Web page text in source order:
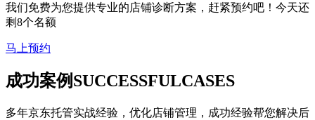
我们免费为您提供专业的店铺诊断方案，赶紧预约吧！今天还
剩8个名额
马上预约
成功案例SUCCESSFULCASES
多年京东托管实战经验，优化店铺管理，成功经验帮您解决后